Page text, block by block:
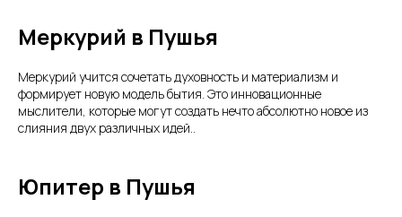
Меркурий в Пушья
Меркурий учится сочетать духовность и материализм и
формирует новую модель бытия. Это инновационные
мыслители, которые могут создать нечто абсолютно новое из
слияния двух различных идей..
Юпитер в Пушья